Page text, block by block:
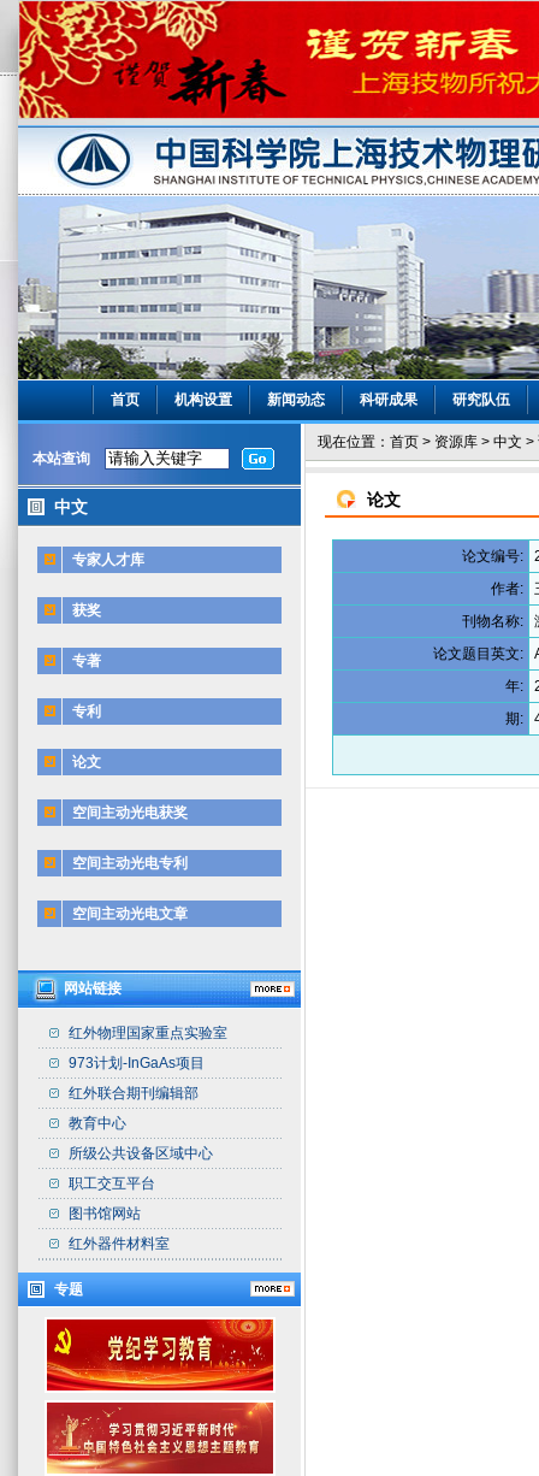
首页 机构设置 新闻动态 科研成果 研究队伍
本站查询
中文
专家人才库
获奖
专著
专利
论文
空间主动光电获奖
空间主动光电专利
空间主动光电文章
网站链接
红外物理国家重点实验室
973计划-InGaAs项目
红外联合期刊编辑部
教育中心
所级公共设备区域中心
职工交互平台
图书馆网站
红外器件材料室
专题
现在位置： 首页 > 资源库 > 中文 >
论文
论文编号:
作者:
刊物名称:
论文题目英文:
年:
期: